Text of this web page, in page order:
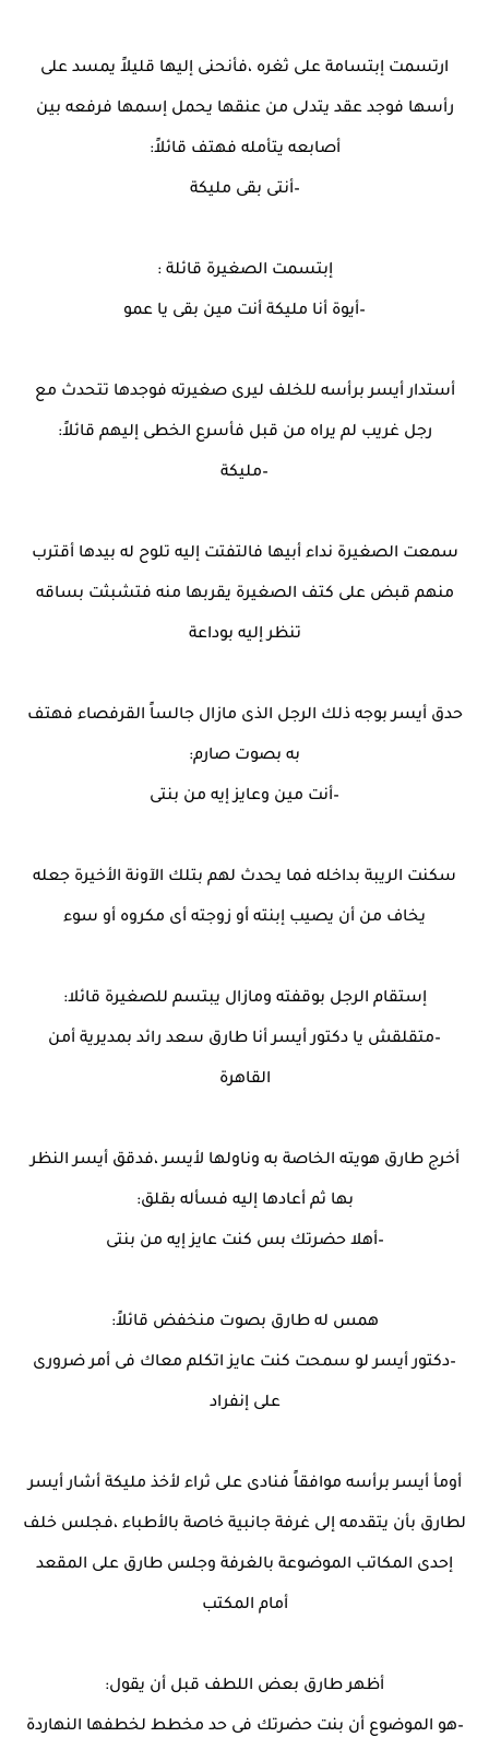
ارتسمت إبتسامة على ثغره ،فأنحنى إليها قليلاً يمسد على
رأسها فوجد عقد يتدلى من عنقها يحمل إسمها فرفعه بين
أصابعه يتأمله فهتف قائلاً:
–أنتى بقى مليكة
إبتسمت الصغيرة قائلة :
–أيوة أنا مليكة أنت مين بقى يا عمو
أستدار أيسر برأسه للخلف ليرى صغيرته فوجدها تتحدث مع
رجل غريب لم يراه من قبل فأسرع الخطى إليهم قائلاً:
–مليكة
سمعت الصغيرة نداء أبيها فالتفتت إليه تلوح له بيدها أقترب
منهم قبض على كتف الصغيرة يقربها منه فتشبثت بساقه
تنظر إليه بوداعة
حدق أيسر بوجه ذلك الرجل الذى مازال جالساً القرفصاء فهتف
به بصوت صارم:
–أنت مين وعايز إيه من بنتى
سكنت الريبة بداخله فما يحدث لهم بتلك الآونة الأخيرة جعله
يخاف من أن يصيب إبنته أو زوجته أى مكروه أو سوء
إستقام الرجل بوقفته ومازال يبتسم للصغيرة قائلا:
–متقلقش يا دكتور أيسر أنا طارق سعد رائد بمديرية أمن
القاهرة
أخرج طارق هويته الخاصة به وناولها لأيسر ،فدقق أيسر النظر
بها ثم أعادها إليه فسأله بقلق:
–أهلا حضرتك بس كنت عايز إيه من بنتى
همس له طارق بصوت منخفض قائلاً:
–دكتور أيسر لو سمحت كنت عايز اتكلم معاك فى أمر ضرورى
على إنفراد
أومأ أيسر برأسه موافقاً فنادى على ثراء لأخذ مليكة أشار أيسر
لطارق بأن يتقدمه إلى غرفة جانبية خاصة بالأطباء ،فجلس خلف
إحدى المكاتب الموضوعة بالغرفة وجلس طارق على المقعد
أمام المكتب
أظهر طارق بعض اللطف قبل أن يقول:
–هو الموضوع أن بنت حضرتك فى حد مخطط لخطفها النهاردة